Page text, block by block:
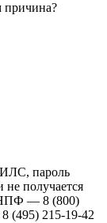
причина?
пароль
получается
НПФ — 8 (800)
(495) 215-19-42